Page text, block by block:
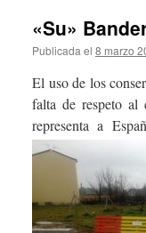
«Su»
Publicada el 8 marzo
El uso de los
falta de respeto al
representa a